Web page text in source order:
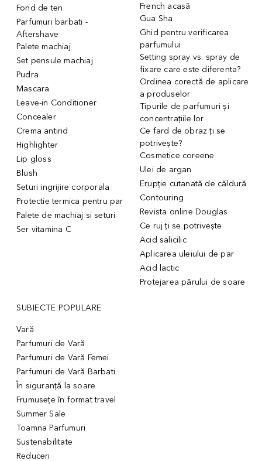
Fond de ten
Parfumuri barbati -
Aftershave
Palete machiaj
Set pensule machiaj
Pudra
Mascara
Leave-in Conditioner
Concealer
Crema antirid
Highlighter
Lip gloss
Blush
Seturi ingrijire corporala
Protectie termica pentru par
Palete de machiaj si seturi
Ser vitamina C
French acasă
Gua Sha
Ghid pentru verificarea
parfumului
Setting spray vs. spray de
fixare care este diferenta?
Ordinea corectă de aplicare
a produselor
Tipurile de parfumuri și
concentrațiile lor
Ce fard de obraz ți se
potrivește?
Cosmetice coreene
Ulei de argan
Erupție cutanată de căldură
Contouring
Revista online Douglas
Ce ruj ți se potrivește
Acid salicilic
Aplicarea uleiului de par
Acid lactic
Protejarea părului de soare
SUBIECTE POPULARE
Vară
Parfumuri de Vară
Parfumuri de Vară Femei
Parfumuri de Vară Barbati
În siguranță la soare
Frumusețe în format travel
Summer Sale
Toamna Parfumuri
Sustenabilitate
Reduceri